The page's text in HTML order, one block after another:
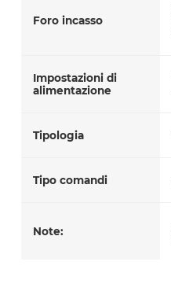
Foro incasso
Impostazioni di
alimentazione
Tipologia
Tipo comandi
Note: